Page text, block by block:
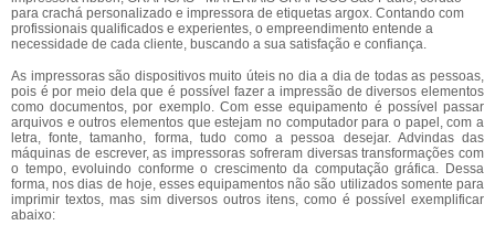
para crachá personalizado e impressora de etiquetas argox. Contando com
profissionais qualificados e experientes, o empreendimento entende a
necessidade de cada cliente, buscando a sua satisfação e confiança.
As impressoras são dispositivos muito úteis no dia a dia de todas as pessoas,
pois é por meio dela que é possível fazer a impressão de diversos elementos
como documentos, por exemplo. Com esse equipamento é possível passar
arquivos e outros elementos que estejam no computador para o papel, com a
letra, fonte, tamanho, forma, tudo como a pessoa desejar. Advindas das
máquinas de escrever, as impressoras sofreram diversas transformações com
o tempo, evoluindo conforme o crescimento da computação gráfica. Dessa
forma, nos dias de hoje, esses equipamentos não são utilizados somente para
imprimir textos, mas sim diversos outros itens, como é possível exemplificar
abaixo: